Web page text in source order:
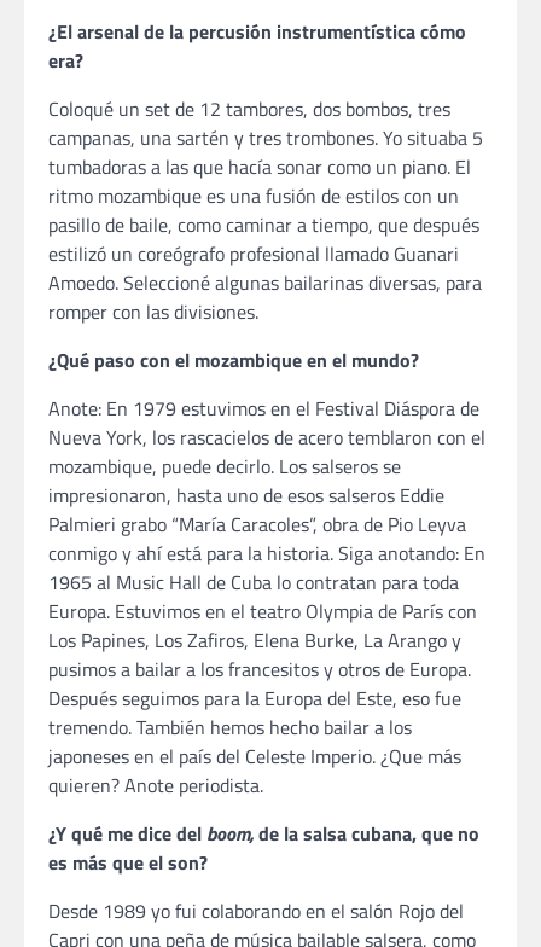
¿El arsenal de la percusión instrumentística cómo
era?
Coloqué un set de 12 tambores, dos bombos, tres
campanas, una sartén y tres trombones. Yo situaba 5
tumbadoras a las que hacía sonar como un piano. El
ritmo mozambique es una fusión de estilos con un
pasillo de baile, como caminar a tiempo, que después
estilizó un coreógrafo profesional llamado Guanari
Amoedo. Seleccioné algunas bailarinas diversas, para
romper con las divisiones.
¿Qué paso con el mozambique en el mundo?
Anote: En 1979 estuvimos en el Festival Diáspora de
Nueva York, los rascacielos de acero temblaron con el
mozambique, puede decirlo. Los salseros se
impresionaron, hasta uno de esos salseros Eddie
Palmieri grabo “María Caracoles”, obra de Pio Leyva
conmigo y ahí está para la historia. Siga anotando: En
1965 al Music Hall de Cuba lo contratan para toda
Europa. Estuvimos en el teatro Olympia de París con
Los Papines, Los Zafiros, Elena Burke, La Arango y
pusimos a bailar a los francesitos y otros de Europa.
Después seguimos para la Europa del Este, eso fue
tremendo. También hemos hecho bailar a los
japoneses en el país del Celeste Imperio. ¿Que más
quieren? Anote periodista.
¿Y qué me dice del boom,de la salsa cubana, que no
es más que el son?
Desde 1989 yo fui colaborando en el salón Rojo del
Capri con una peña de música bailable salsera, como